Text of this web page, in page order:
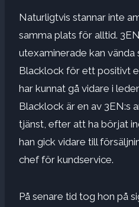
Naturligtvis stannar inte
samma plats för alltid.
utexaminerade kan vända
Blacklock för ett positivt
har kunnat gå vidare i
Blacklock är en av 3EN:s
tjänst, efter att ha börjat
han gick vidare till
chef för kundservice.
På senare tid tog hon på